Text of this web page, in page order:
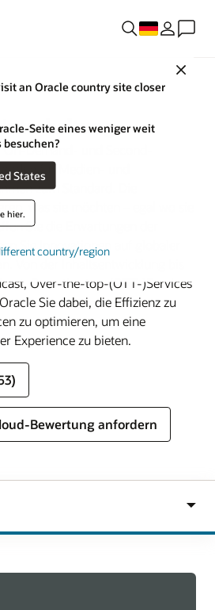
Close
an Oracle country site closer
Seite eines weniger weit
United States
hier.
country/region
Demand- und Second-
für Medien- und
zum Standard. Die
was sie möchten – egal wo sie
Sie die Erwartungen der
Sie Innovationen auf globaler
Von der Inhaltsentwicklung bis
Over-the-top-(OTT-)Services
Sie dabei, die Effizienz zu
zu optimieren, um eine
Experience zu bieten.
Bewertung anfordern